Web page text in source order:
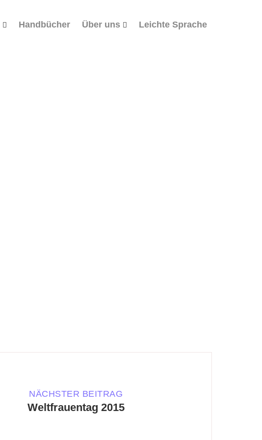
Handbücher Über uns Leichte Sprache
NÄCHSTER BEITRAG
Weltfrauentag 2015